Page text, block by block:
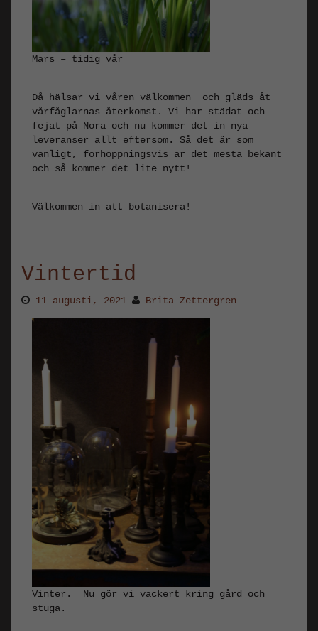
Mars – tidig vår
Då hälsar vi våren välkommen och gläds åt
vårfåglarnas återkomst. Vi har städat och
fejat på Nora och nu kommer det in nya
leveranser allt eftersom. Så det är som
vanligt, förhoppningsvis är det mesta bekant
och så kommer det lite nytt!
Välkommen in att botanisera!
Vintertid
11 augusti, 2021 Brita Zettergren
Vinter. Nu gör vi vackert kring gård och
stuga.